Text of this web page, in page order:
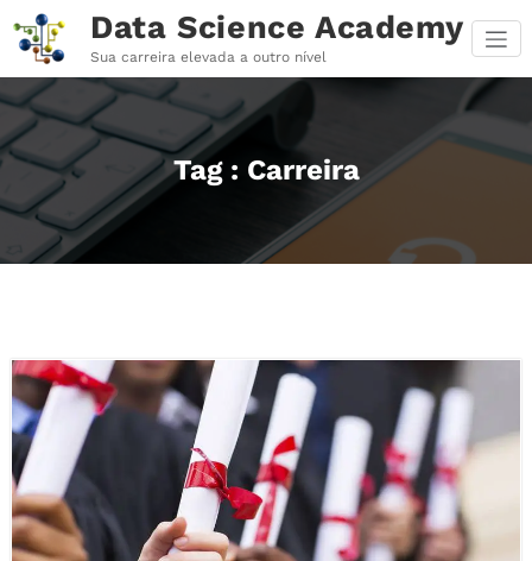
para
conteúdo
Data Science Academy
Sua carreira elevada a outro nível
Tag : Carreira